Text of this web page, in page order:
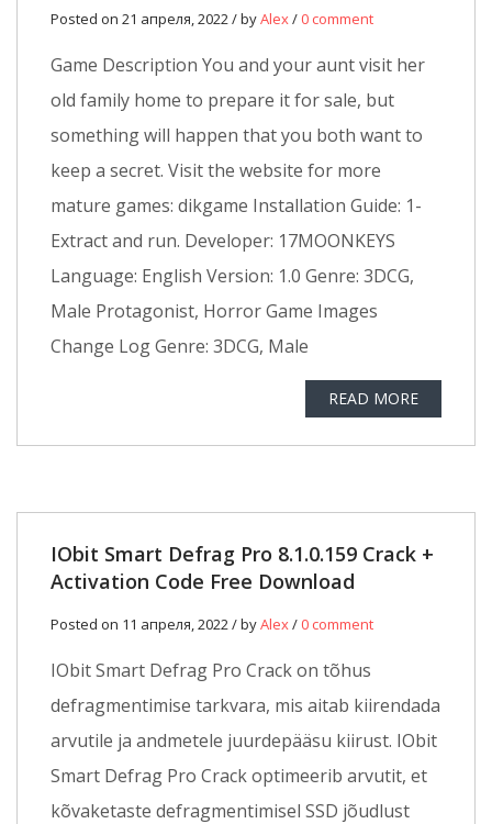
Posted on 21 апреля, 2022 / byAlex/ 0 comment
Game Description You and your aunt visit her
old family home to prepare it for sale, but
something will happen that you both want to
keep a secret. Visit the website for more
mature games: dikgame Installation Guide: 1-
Extract and run. Developer: 17MOONKEYS
Language: English Version: 1.0 Genre: 3DCG,
Male Protagonist, Horror Game Images
Change Log Genre: 3DCG, Male
READ MORE
IObit Smart Defrag Pro 8.1.0.159 Crack +
Activation Code Free Download
Posted on 11 апреля, 2022 / byAlex/ 0 comment
IObit Smart Defrag Pro Crack on tõhus
defragmentimise tarkvara, mis aitab kiirendada
arvutile ja andmetele juurdepääsu kiirust. IObit
Smart Defrag Pro Crack optimeerib arvutit, et
kõvaketaste defragmentimisel SSD jõudlust